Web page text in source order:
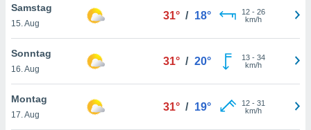
der
Samstag
15. Aug
31° / 18° 12- 26
km/h
Sonntag
16. Aug
31° / 20° 13- 34
km/h
Montag
17. Aug
31° / 19° 12- 31
km/h